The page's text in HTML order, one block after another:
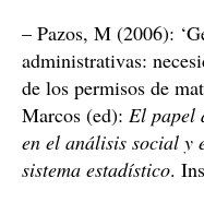
– Pazos, M (2006):
administrativas:
de los permisos de
Marcos (ed): El papel
en el análisis social y
sistema estadístico.